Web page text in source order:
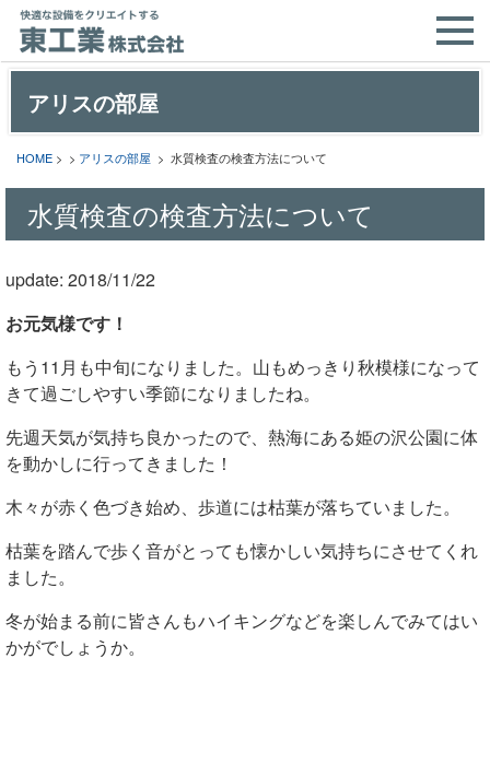
アリスの部屋
HOME > > アリスの部屋 > 水質検査の検査方法について
水質検査の検査方法について
update: 2018/11/22
お元気様です！
もう11月も中旬になりました。山もめっきり秋模様になって
きて過ごしやすい季節になりましたね。
先週天気が気持ち良かったので、熱海にある姫の沢公園に体
を動かしに行ってきました！
木々が赤く色づき始め、歩道には枯葉が落ちていました。
枯葉を踏んで歩く音がとっても懐かしい気持ちにさせてくれ
ました。
冬が始まる前に皆さんもハイキングなどを楽しんでみてはい
かがでしょうか。